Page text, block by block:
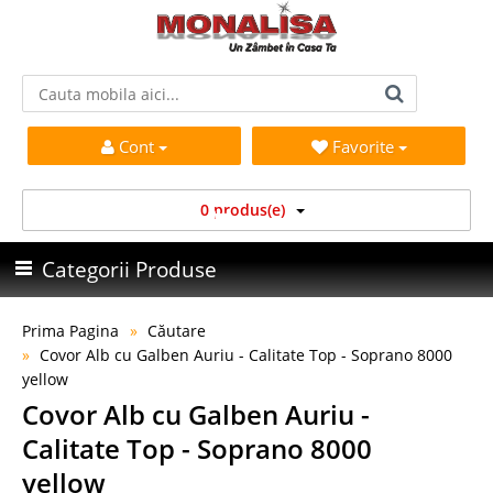
Cont Favorite
0 produs(e)
Categorii Produse
Prima Pagina
Căutare
Covor Alb cu Galben Auriu - Calitate Top - Soprano 8000
yellow
Covor Alb cu Galben Auriu -
Calitate Top - Soprano 8000
yellow